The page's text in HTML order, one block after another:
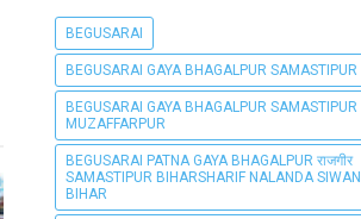
BEGUSARAI
BEGUSARAI GAYA BHAGALPUR SAMASTIPUR
BEGUSARAI GAYA BHAGALPUR SAMASTIPUR
MUZAFFARPUR
BEGUSARAI PATNA GAYA BHAGALPUR राजगीर
SAMASTIPUR BIHARSHARIF NALANDA SIWAN
BIHAR